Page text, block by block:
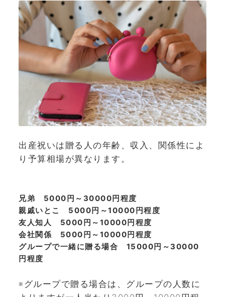
出産祝いは贈る人の年齢、収入、関係性によ
り予算相場が異なります。
兄弟 5000円～30000円程度
親戚いとこ 5000円～10000円程度
友人知人 5000円～10000円程度
会社関係 5000円～10000円程度
グループで一緒に贈る場合 15000円～30000
円程度
※グループで贈る場合は、グループの人数に